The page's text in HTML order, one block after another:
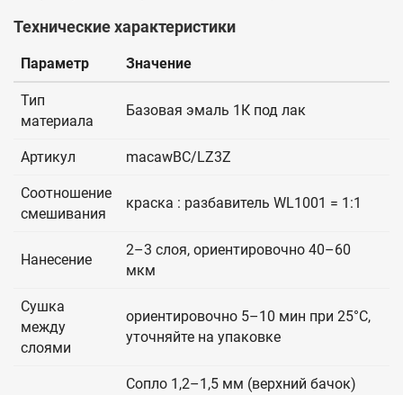
Технические характеристики
Параметр Значение
Тип
материала
Базовая эмаль 1К под лак
Артикул macawBC/LZ3Z
Соотношение
смешивания
краска : разбавитель WL1001 = 1:1
Нанесение
2–3 слоя, ориентировочно 40–60
мкм
Сушка
между
слоями
ориентировочно 5–10 мин при 25°C,
уточняйте на упаковке
Сопло 1,2–1,5 мм (верхний бачок)